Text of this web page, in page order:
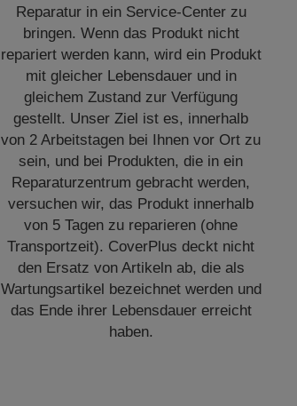
Reparatur in ein Service-Center zu
bringen. Wenn das Produkt nicht
repariert werden kann, wird ein Produkt
mit gleicher Lebensdauer und in
gleichem Zustand zur Verfügung
gestellt. Unser Ziel ist es, innerhalb
von 2 Arbeitstagen bei Ihnen vor Ort zu
sein, und bei Produkten, die in ein
Reparaturzentrum gebracht werden,
versuchen wir, das Produkt innerhalb
von 5 Tagen zu reparieren (ohne
Transportzeit). CoverPlus deckt nicht
den Ersatz von Artikeln ab, die als
Wartungsartikel bezeichnet werden und
das Ende ihrer Lebensdauer erreicht
haben.